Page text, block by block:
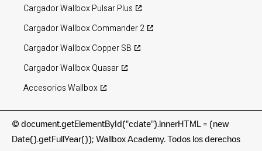
Cargador Wallbox Pulsar Plus
Cargador Wallbox Commander 2
Cargador Wallbox Copper SB
Cargador Wallbox Quasar
Accesorios Wallbox
© document.getElementById("cdate").innerHTML = (new
Date().getFullYear()); Wallbox Academy. Todos los derechos